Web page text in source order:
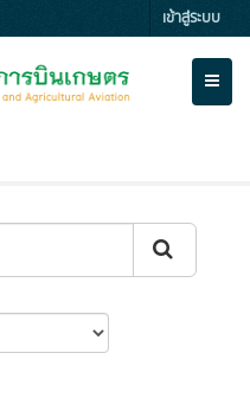
เข้าสู่ระบบ